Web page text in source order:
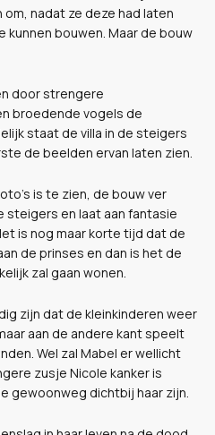
om, nadat ze deze had laten
kunnen bouwen. Maar de bouw
door strengere
broedende vogels de
staat de villa in de steigers
de beelden ervan laten zien.
is te zien, de bouw ver
steigers en laat aan fantasie
is nog maar korte tijd dat de
de prinses en dan is het de
zal gaan wonen.
zijn dat de kleinkinderen weer
aan de andere kant speelt
Wel zal Mabel er wellicht
zusje Nicole kanker is
gewoonweg dichtbij haar zijn.